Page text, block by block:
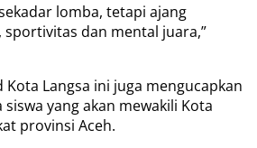
lomba, tetapi ajang
dan mental juara,”
Kota Langsa ini juga mengucapkan
yang akan mewakili Kota
provinsi Aceh.